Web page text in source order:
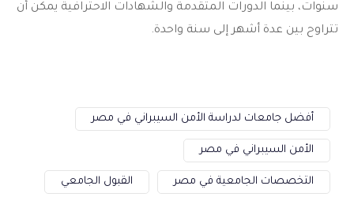
سنوات، بينما الدورات المتقدمة والشهادات الاحترافية يمكن أن
تتراوح بين عدة أشهر إلى سنة واحدة.
أفضل جامعات لدراسة الأمن السيبراني في مصر
الأمن السيبراني في مصر
التخصصات الجامعية في مصر القبول الجامعي